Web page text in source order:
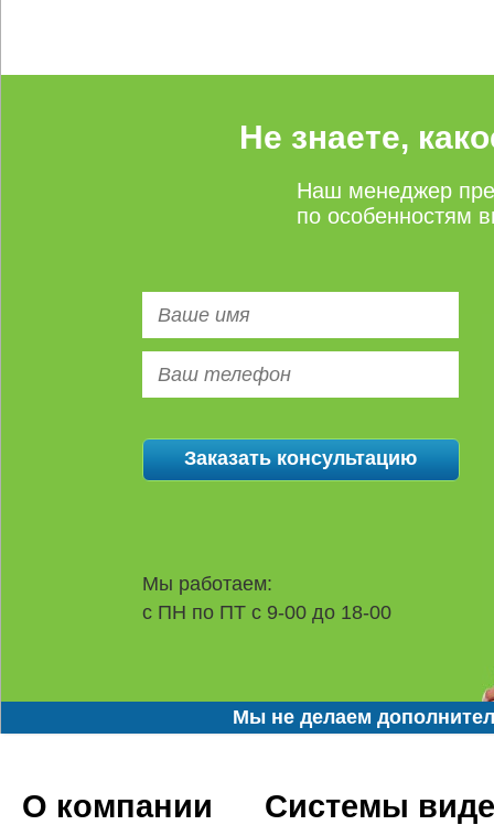
Не знаете,
Наш менеджер
по особенностям
Мы работаем:
с ПН по ПТ с 9-00 до 18-00
Мы не делаем
О компании Системы